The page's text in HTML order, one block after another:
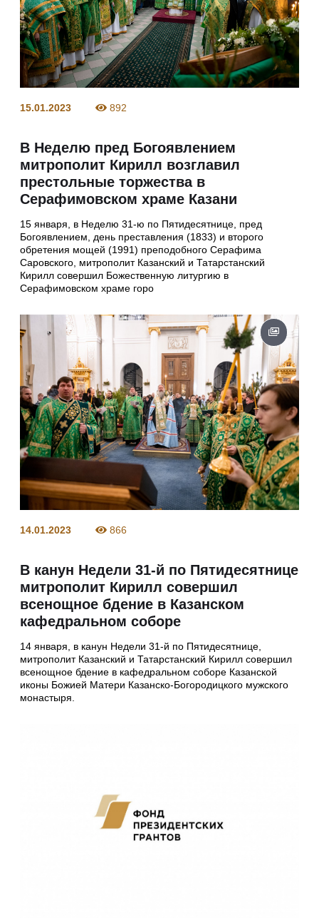
15.01.2023 892
В Неделю пред Богоявлением
митрополит Кирилл возглавил
престольные торжества в
Серафимовском храме Казани
15 января, в Неделю 31-ю по Пятидесятнице, пред
Богоявлением, день преставления (1833) и второго
обретения мощей (1991) преподобного Серафима
Саровского, митрополит Казанский и Татарстанский
Кирилл совершил Божественную литургию в
Серафимовском храме горо
14.01.2023 866
В канун Недели 31-й по Пятидесятнице
митрополит Кирилл совершил
всенощное бдение в Казанском
кафедральном соборе
14 января, в канун Недели 31-й по Пятидесятнице,
митрополит Казанский и Татарстанский Кирилл совершил
всенощное бдение в кафедральном соборе Казанской
иконы Божией Матери Казанско-Богородицкого мужского
монастыря.